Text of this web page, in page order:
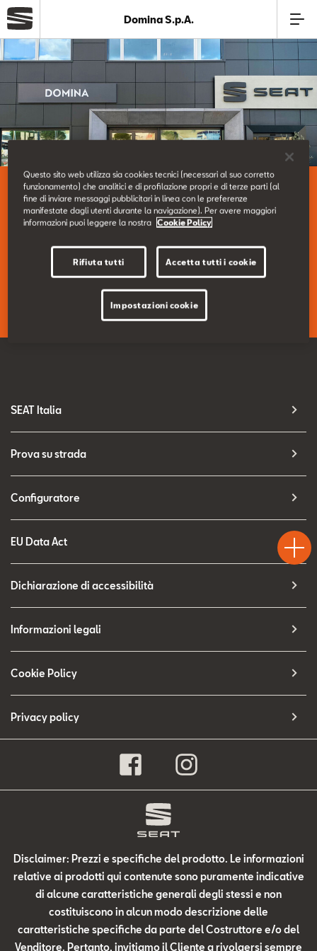
Azienda
Modelli
Service
SEAT Usato Certificato
Domina S.p.A.
La nostra azienda.
Domina S.p.A.
Vieni a trovarci nella nostra sede in Via Maccari, 4
SEAT Italia
Prova su strada
Configuratore
EU Data Act
Dichiarazione di accessibilità
Informazioni legali
Cookie Policy
Privacy policy
Disclaimer: Prezzi e specifiche del prodotto. Le informazioni
relative ai prodotti qui contenute sono puramente indicative
di alcune caratteristiche generali degli stessi e non
costituiscono in alcun modo descrizione delle
caratteristiche specifiche da parte del Costruttore e/o del
Venditore. Pertanto, invitiamo il Cliente a rivolgersi sempre
Test
Drive
Chiama
Questo sito web utilizza sia cookies tecnici (necessari al suo corretto
funzionamento) che analitici e di profilazione propri e di terze parti (al
fine di inviare messaggi pubblicitari in linea con le preferenze
manifestate dagli utenti durante la navigazione). Per avere maggiori
informazioni puoi leggere la nostra
Cookie Policy
Rifiuta tutti Accetta tutti i cookie
Impostazioni cookie